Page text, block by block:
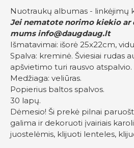
Nuotraukų albumas - linkėjimų
Jei nematote norimo kiekio ar
mums info@daugdaug.lt
Išmatavimai: išorė 25x22cm,
Spalva: kreminė. Šviesiai rudas
apšvietimo turi rausvo atspalvio.
Medžiaga: veliūras.
Popierius baltos spalvos.
30 lapų.
Dėmesio! Ši prekė pilnai
galima ir dekoruoti įvairiais
juostelėmis, klijuoti lenteles,